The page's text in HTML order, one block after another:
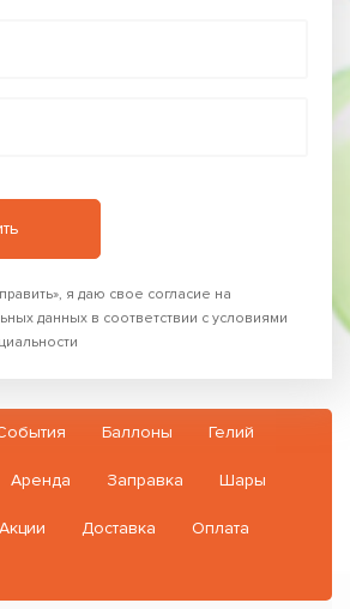
я даю свое согласие на
данных в соответствии с условиями
Баллоны Гелий
Аренда Заправка Шары
Акции Доставка Оплата